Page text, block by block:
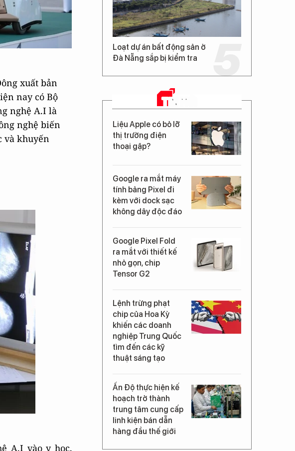
xuất bản
nay có Bộ
nghệ A.I là
nghệ biến
và khuyến
A.I vào y học.
Loạt dự án bất động sản ở
Đà Nẵng sắp bị kiểm tra
TIN MỚI
Liệu Apple có bỏ lỡ
thị trường điện
thoại gập?
Google ra mắt máy
tính bảng Pixel đi
kèm với dock sạc
không dây độc đáo
Google Pixel Fold
ra mắt với thiết kế
nhỏ gọn, chip
Tensor G2
Lệnh trừng phạt
chip của Hoa Kỳ
khiến các doanh
nghiệp Trung Quốc
tìm đến các kỹ
thuật sáng tạo
Ấn Độ thực hiện kế
hoạch trở thành
trung tâm cung cấp
linh kiện bán dẫn
hàng đầu thế giới